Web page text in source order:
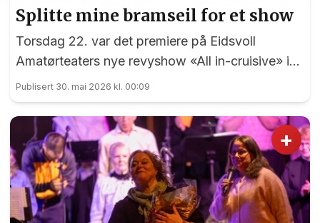
Splitte mine bramseil for et show
Torsdag 22. var det premiere på Eidsvoll
Amatørteaters nye revyshow «All in-cruisive» i
Panorama. Først på nest siste spillekveld hadde
EidsvollPuls anledning til i mønstre på «MS
Panorama Tropicana»....
Publisert 30. mai 2026 kl. 00:09
+